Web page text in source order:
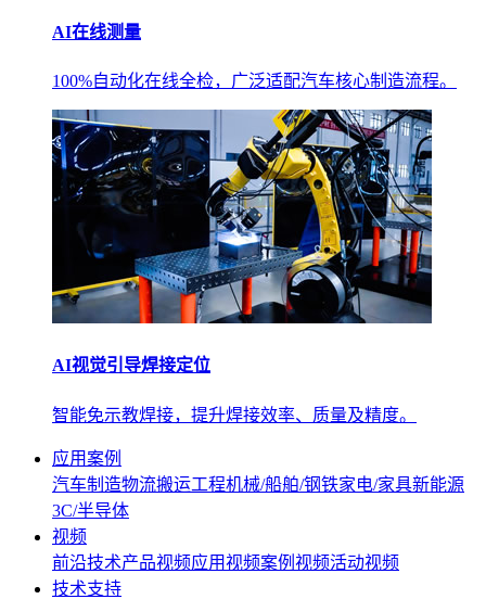
AI在线测量
100%自动化在线全检，广泛适配汽车核心制造流程。
AI视觉引导焊接定位
智能免示教焊接，提升焊接效率、质量及精度。
应用案例
汽车制造物流搬运工程机械/船舶/钢铁家电/家具新能源
3C/半导体
视频
前沿技术产品视频应用视频案例视频活动视频
技术支持